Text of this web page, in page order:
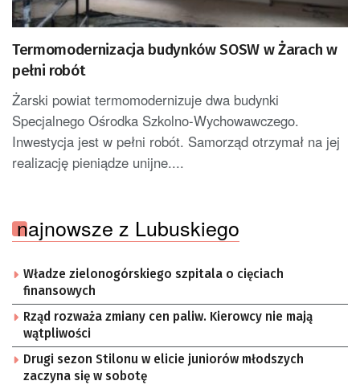
Termomodernizacja budynków SOSW w Żarach w
pełni robót
Żarski powiat termomodernizuje dwa budynki
Specjalnego Ośrodka Szkolno-Wychowawczego.
Inwestycja jest w pełni robót. Samorząd otrzymał na jej
realizację pieniądze unijne....
najnowsze z Lubuskiego
Władze zielonogórskiego szpitala o cięciach
finansowych
Rząd rozważa zmiany cen paliw. Kierowcy nie mają
wątpliwości
Drugi sezon Stilonu w elicie juniorów młodszych
zaczyna się w sobotę